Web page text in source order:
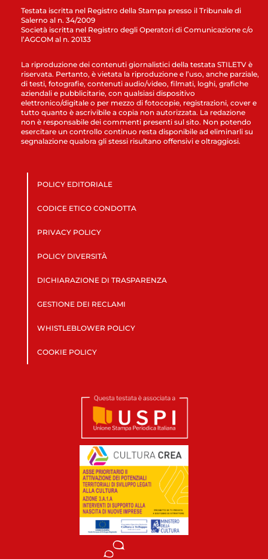
Testata iscritta nel Registro della Stampa presso il Tribunale di
Salerno al n. 34/2009
Società iscritta nel Registro degli Operatori di Comunicazione c/o
l’AGCOM al n. 20133
La riproduzione dei contenuti giornalistici della testata STILETV è
riservata. Pertanto, è vietata la riproduzione e l’uso, anche parziale,
di testi, fotografie, contenuti audio/video, filmati, loghi, grafiche
aziendali e pubblicitarie, con qualsiasi dispositivo
elettronico/digitale o per mezzo di fotocopie, registrazioni, cover e
tutto quanto è ascrivibile a copia non autorizzata. La redazione
non è responsabile dei commenti presenti sul sito. Non potendo
esercitare un controllo continuo resta disponibile ad eliminarli su
segnalazione qualora gli stessi risultano offensivi e oltraggiosi.
POLICY EDITORIALE
CODICE ETICO CONDOTTA
PRIVACY POLICY
POLICY DIVERSITÀ
DICHIARAZIONE DI TRASPARENZA
GESTIONE DEI RECLAMI
WHISTLEBLOWER POLICY
COOKIE POLICY